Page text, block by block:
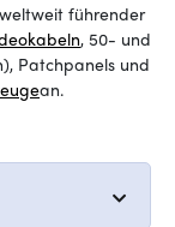
führender
, 50- und
Patchpanels und
an.